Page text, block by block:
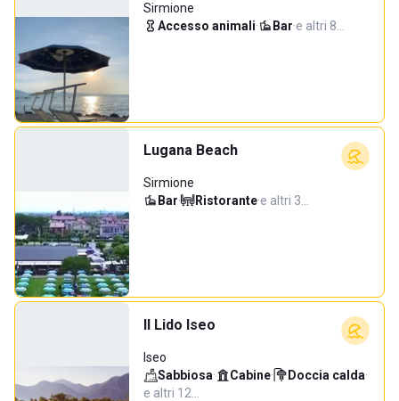
Sirmione
Accesso animali· Bar·e altri 8…
Lugana Beach
Sirmione
Bar· Ristorante·e altri 3…
Il Lido Iseo
Iseo
Sabbiosa· Cabine· Doccia calda·
e altri 12…